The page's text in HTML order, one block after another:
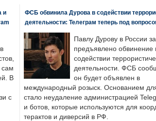
и
сам
В
с
ФСБ обвинила Дурова в содействии
деятельности: Телеграм теперь под
Павлу Дурову в России
предъявлено обвинение
содействии
деятельности. ФСБ
он будет объявлен в
международный розыск. Основанием
стало неудаление администрацией
и ботов, которые используются для
терактов и диверсий в РФ.